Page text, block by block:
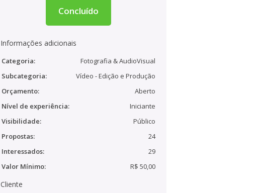
Concluído
Informações adicionais
Categoria:
Fotografia & AudioVisual
Subcategoria:
Vídeo - Edição e Produção
Orçamento:
Aberto
Nível de experiência:
Iniciante
Visibilidade:
Público
Propostas:
24
Interessados:
29
Valor Mínimo:
R$ 50,00
Cliente